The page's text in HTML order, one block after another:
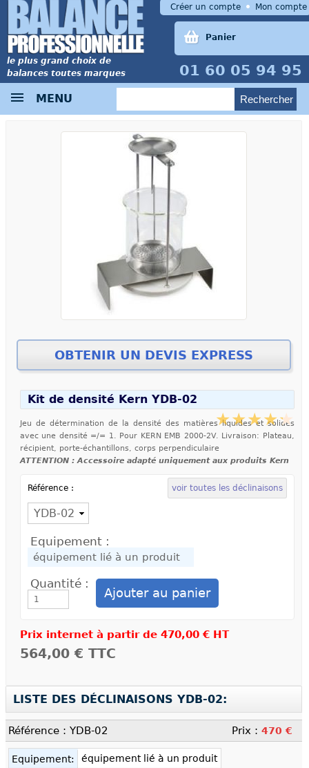
le plus grand choix de
balances toutes marques
01 60 05 94 95
Panier
Créer un compte Mon compte
MENU
Kit de densité Kern YDB-02
Jeu de détermination de la densité des matières liquides et solides
avec une densité =/= 1. Pour KERN EMB 2000-2V. Livraison: Plateau,
récipient, porte-échantillons, corps perpendiculaire
ATTENTION : Accessoire adapté uniquement aux produits Kern
Référence : voir toutes les déclinaisons
Equipement :
Quantité :
Prix internet à partir de 470,00 € HT
564,00 € TTC
LISTE DES DÉCLINAISONS YDB-02:
Référence : YDB-02 Prix : 470 €
Equipement: équipement lié à un produit